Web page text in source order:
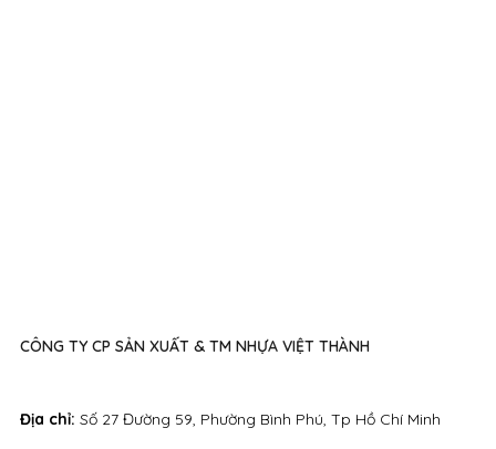
Địa chỉ: Số 27 Đường 59, Phường Bình Phú, Tp Hồ Chí Minh
CÔNG TY CP SẢN XUẤT & TM NHỰA VIỆT THÀNH